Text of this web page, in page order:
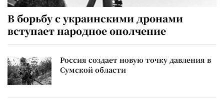
В борьбу с украинскими дронами
вступает народное ополчение
Россия создает новую точку давления в
Сумской области